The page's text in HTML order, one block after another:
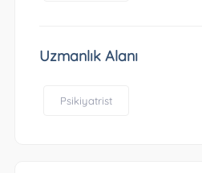
Uzmanlık Alanı
Psikiyatrist